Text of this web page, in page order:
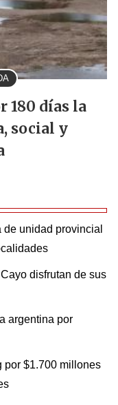
180 días la
social y
unidad provincial
disfrutan de sus
argentina por
por $1.700 millones